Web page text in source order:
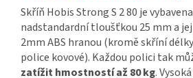
Skříň Hobis Strong S 2 80 je
nadstandardní tloušťkou 25 mm a
2mm ABS hranou (kromě skříní
police kovové). Každou polici tak
zatížit hmostností až 80 kg.